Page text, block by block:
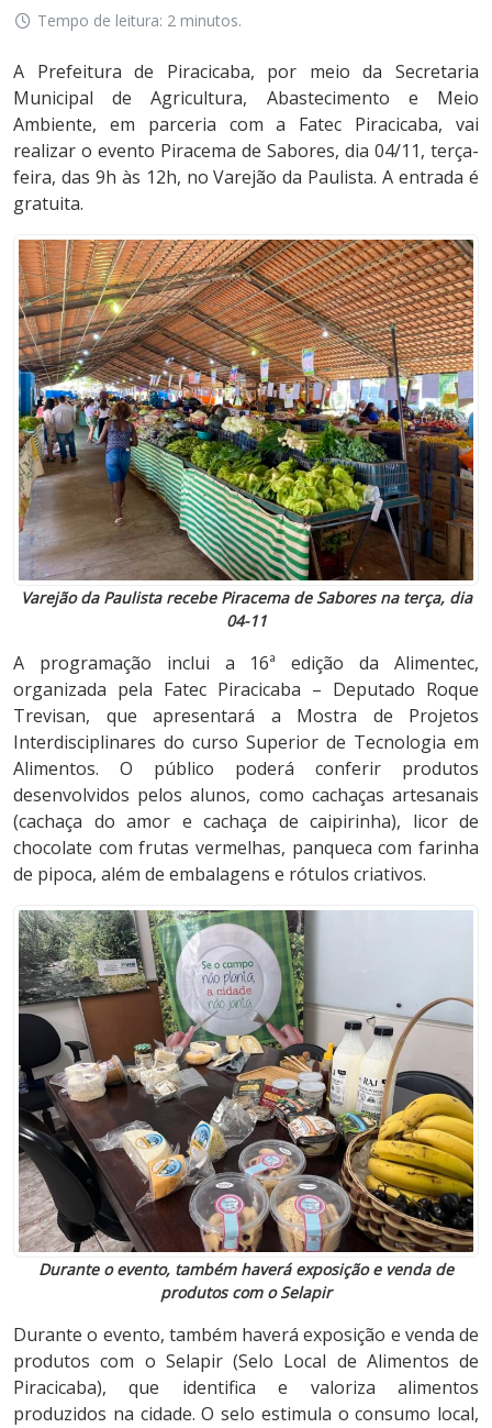
Tempo de leitura: 2 minutos.
A Prefeitura de Piracicaba, por meio da Secretaria
Municipal de Agricultura, Abastecimento e Meio
Ambiente, em parceria com a Fatec Piracicaba, vai
realizar o evento Piracema de Sabores, dia 04/11, terça-
feira, das 9h às 12h, no Varejão da Paulista. A entrada é
gratuita.
Varejão da Paulista recebe Piracema de Sabores na terça, dia
04-11
A programação inclui a 16ª edição da Alimentec,
organizada pela Fatec Piracicaba – Deputado Roque
Trevisan, que apresentará a Mostra de Projetos
Interdisciplinares do curso Superior de Tecnologia em
Alimentos. O público poderá conferir produtos
desenvolvidos pelos alunos, como cachaças artesanais
(cachaça do amor e cachaça de caipirinha), licor de
chocolate com frutas vermelhas, panqueca com farinha
de pipoca, além de embalagens e rótulos criativos.
Durante o evento, também haverá exposição e venda de
produtos com o Selapir
Durante o evento, também haverá exposição e venda de
produtos com o Selapir (Selo Local de Alimentos de
Piracicaba), que identifica e valoriza alimentos
produzidos na cidade. O selo estimula o consumo local,